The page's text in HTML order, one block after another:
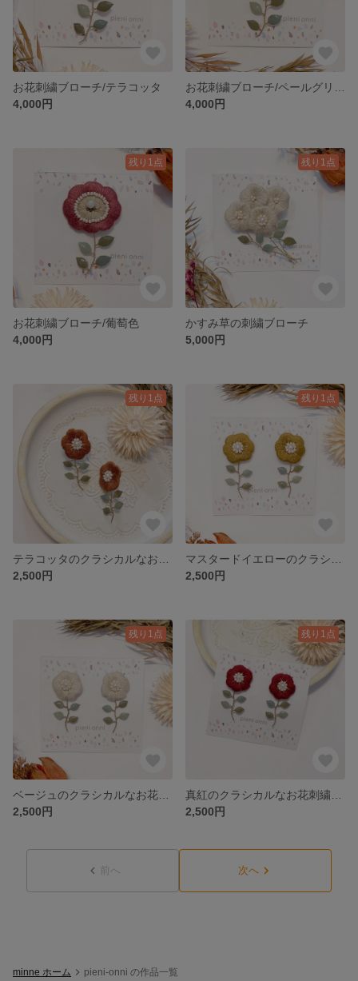
お花刺繍ブローチ/テラコッタ
4,000円
4,000円
残り1点
お花刺繍ブローチ/葡萄色
4,000円
残り1点
かすみ草の刺繍ブローチ
5,000円
残り1点
2,500円
残り1点
2,500円
残り1点
2,500円
残り1点
2,500円
前へ 次へ
minne ホーム pieni-onni の作品一覧